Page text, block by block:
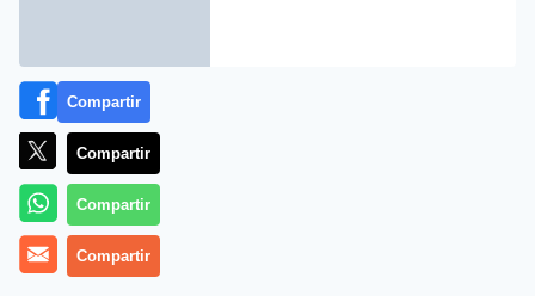
Compartir
Compartir
Compartir
Compartir